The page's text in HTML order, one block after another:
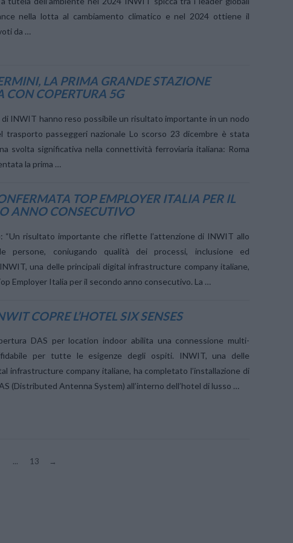
nella lotta al cambiamento climatico e nel 2024 ottiene il
da …
LA PRIMA GRANDE STAZIONE
CON COPERTURA 5G
di INWIT hanno reso possibile un risultato importante in un nodo
trasporto passeggeri nazionale Lo scorso 23 dicembre è stata
svolta significativa nella connettività ferroviaria italiana: Roma
la prima …
TOP EMPLOYER ITALIA PER IL
ANNO CONSECUTIVO
“Un risultato importante che riflette l’attenzione di INWIT allo
persone, coniugando qualità dei processi, inclusione ed
INWIT, una delle principali digital infrastructure company italiane,
Employer Italia per il secondo anno consecutivo. La …
COPRE L’HOTEL SIX SENSES
DAS per location indoor abilita una connessione multi-
per tutte le esigenze degli ospiti. INWIT, una delle
infrastructure company italiane, ha completato l’installazione di
(Distributed Antenna System) all’interno dell’hotel di lusso …
... 13 →